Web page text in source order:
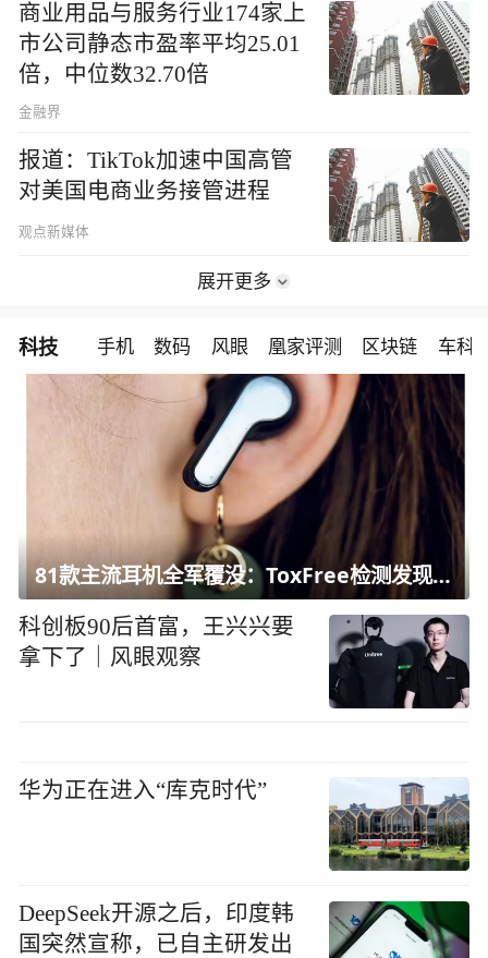
商业用品与服务行业174家上
市公司静态市盈率平均25.01
倍，中位数32.70倍
金融界
报道：TikTok加速中国高管
对美国电商业务接管进程
观点新媒体
展开更多
科技 手机 数码 风眼 凰家评测 区块链 车科
81款主流耳机全军覆没：ToxFree检测发现均含对人体有害化学物质
科创板90后首富，王兴兴要
拿下了｜风眼观察
华为正在进入“库克时代”
DeepSeek开源之后，印度韩
国突然宣称，已自主研发出